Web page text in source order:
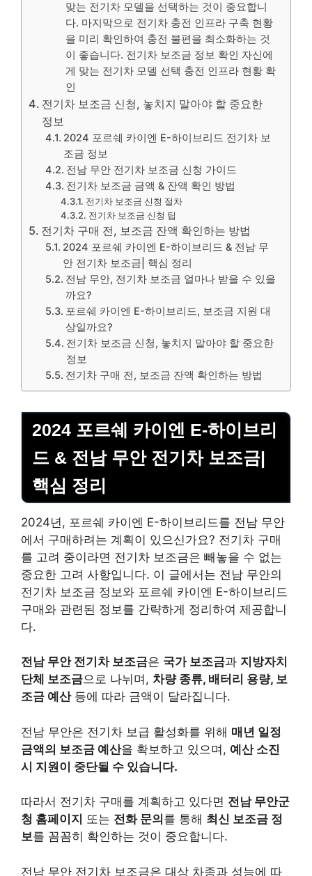
맞는 전기차 모델을 선택하는 것이 중요합니
다. 마지막으로 전기차 충전 인프라 구축 현황
을 미리 확인하여 충전 불편을 최소화하는 것
이 좋습니다. 전기차 보조금 정보 확인 자신에
게 맞는 전기차 모델 선택 충전 인프라 현황 확
인
전기차 보조금 신청, 놓치지 말아야 할 중요한
정보
2024 포르쉐 카이엔 E-하이브리드 전기차 보
조금 정보
전남 무안 전기차 보조금 신청 가이드
전기차 보조금 금액 & 잔액 확인 방법
전기차 보조금 신청 절차
전기차 보조금 신청 팁
전기차 구매 전, 보조금 잔액 확인하는 방법
2024 포르쉐 카이엔 E-하이브리드 & 전남 무
안 전기차 보조금| 핵심 정리
전남 무안, 전기차 보조금 얼마나 받을 수 있을
까요?
포르쉐 카이엔 E-하이브리드, 보조금 지원 대
상일까요?
전기차 보조금 신청, 놓치지 말아야 할 중요한
정보
전기차 구매 전, 보조금 잔액 확인하는 방법
2024 포르쉐 카이엔 E-하이브리
드 & 전남 무안 전기차 보조금|
핵심 정리
2024년, 포르쉐 카이엔 E-하이브리드를 전남 무안
에서 구매하려는 계획이 있으신가요? 전기차 구매
를 고려 중이라면 전기차 보조금은 빼놓을 수 없는
중요한 고려 사항입니다. 이 글에서는 전남 무안의
전기차 보조금 정보와 포르쉐 카이엔 E-하이브리드
구매와 관련된 정보를 간략하게 정리하여 제공합니
다.
전남 무안 전기차 보조금은 국가 보조금과 지방자치
단체 보조금으로 나뉘며, 차량 종류, 배터리 용량, 보
조금 예산등에 따라 금액이 달라집니다.
전남 무안은 전기차 보급 활성화를 위해 매년 일정
금액의 보조금 예산을 확보하고 있으며, 예산 소진
시 지원이 중단될 수 있습니다.
따라서 전기차 구매를 계획하고 있다면 전남 무안군
청 홈페이지 또는 전화 문의 를 통해 최신 보조금 정
보를 꼼꼼히 확인하는 것이 중요합니다.
전남 무안 전기차 보조금은 대상 차종과 성능에 따